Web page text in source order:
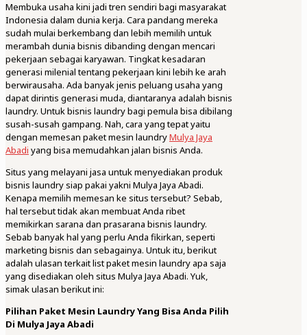
Membuka usaha kini jadi tren sendiri bagi masyarakat
Indonesia dalam dunia kerja. Cara pandang mereka
sudah mulai berkembang dan lebih memilih untuk
merambah dunia bisnis dibanding dengan mencari
pekerjaan sebagai karyawan. Tingkat kesadaran
generasi milenial tentang pekerjaan kini lebih ke arah
berwirausaha. Ada banyak jenis peluang usaha yang
dapat dirintis generasi muda, diantaranya adalah bisnis
laundry. Untuk bisnis laundry bagi pemula bisa dibilang
susah-susah gampang. Nah, cara yang tepat yaitu
dengan memesan paket mesin laundryMulya Jaya
Abadi yang bisa memudahkan jalan bisnis Anda.
Situs yang melayani jasa untuk menyediakan produk
bisnis laundry siap pakai yakni Mulya Jaya Abadi.
Kenapa memilih memesan ke situs tersebut? Sebab,
hal tersebut tidak akan membuat Anda ribet
memikirkan sarana dan prasarana bisnis laundry.
Sebab banyak hal yang perlu Anda fikirkan, seperti
marketing bisnis dan sebagainya. Untuk itu, berikut
adalah ulasan terkait list paket mesin laundry apa saja
yang disediakan oleh situs Mulya Jaya Abadi. Yuk,
simak ulasan berikut ini:
Pilihan Paket Mesin Laundry Yang Bisa Anda Pilih
Di Mulya Jaya Abadi